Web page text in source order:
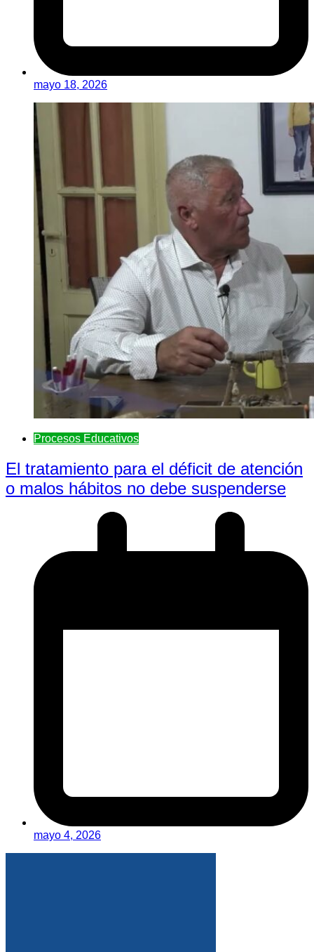
mayo 18, 2026
Procesos Educativos
El tratamiento para el déficit de atención
o malos hábitos no debe suspenderse
mayo 4, 2026